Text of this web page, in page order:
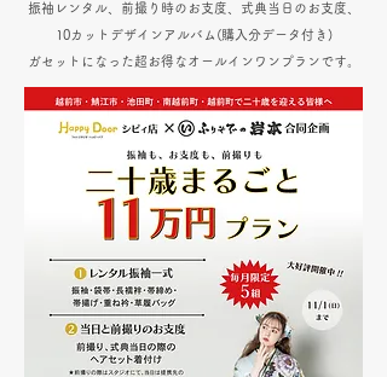
振袖レンタル、前撮り時のお支度、式典当日のお支度、
10カットデザインアルバム(購入分データ付き)
​ガセットになった超お得なオールインワンプランです。